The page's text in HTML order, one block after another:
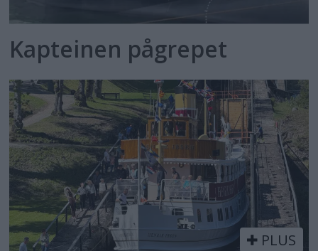
Kapteinen pågrepet
PLUS